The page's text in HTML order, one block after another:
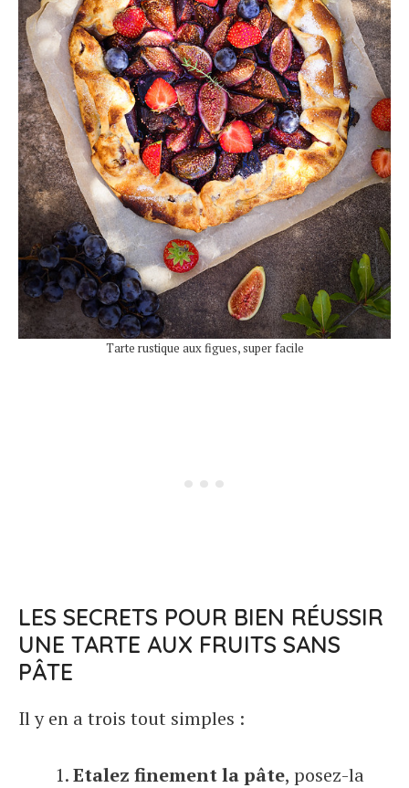
Tarte rustique aux figues, super facile
LES SECRETS POUR BIEN RÉUSSIR
UNE TARTE AUX FRUITS SANS
PÂTE
Il y en a trois tout simples :
Etalez finement la pâte, posez-la